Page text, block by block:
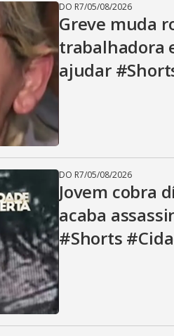
DO R7/05/08/2026
Greve muda
trabalhadora
ajudar
DO R7/05/08/2026
Jovem cobra
acaba
#Shorts